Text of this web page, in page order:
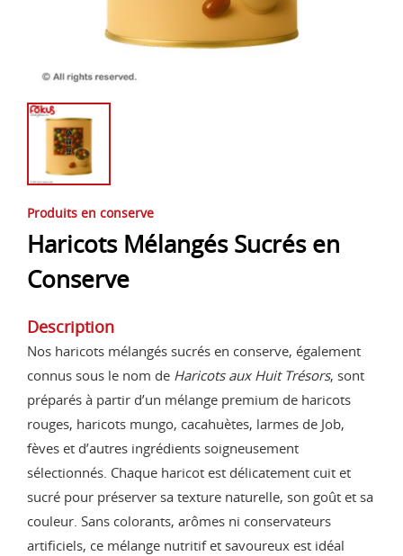
Produits en conserve
Haricots Mélangés Sucrés en
Conserve
Description
Nos haricots mélangés sucrés en conserve, également
connus sous le nom de Haricots aux Huit Trésors, sont
préparés à partir d’un mélange premium de haricots
rouges, haricots mungo, cacahuètes, larmes de Job,
fèves et d’autres ingrédients soigneusement
sélectionnés. Chaque haricot est délicatement cuit et
sucré pour préserver sa texture naturelle, son goût et sa
couleur. Sans colorants, arômes ni conservateurs
artificiels, ce mélange nutritif et savoureux est idéal